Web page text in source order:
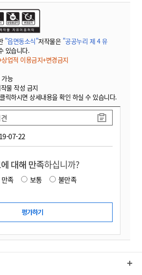
"읍면동소식"저작물은 "공공누리 제 4 유
있습니다.
업적 이용금지+변경금지
가능
물 작성 금지
릭하시면 상세내용을 확인 하실 수 있습니다.
07-22
대해 만족하십니까?
만족 보통
불만족